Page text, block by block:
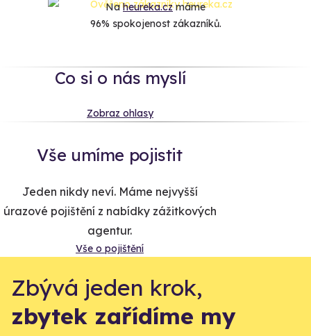
Naheureka.czmáme
96% spokojenost zákazníků.
Co si o nás myslí
Zobraz ohlasy
Vše umíme pojistit
Jeden nikdy neví. Máme nejvyšší
úrazové pojištění z nabídky zážitkových
agentur.
Vše o pojištění
Zbývá jeden krok,
zbytek zařídíme my